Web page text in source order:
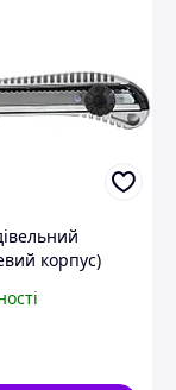
корпус)
(8211031)